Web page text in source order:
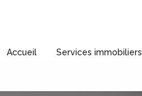
Accueil Services immobiliers